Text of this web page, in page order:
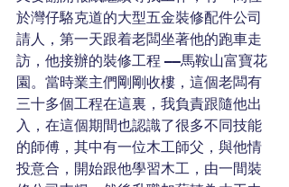
於灣仔駱克道的大型五金裝修配件公司
請人，第一天跟着老闆坐著他的跑車走
訪，他接辦的裝修工程 ––馬鞍山富寶花
園。當時業主們剛剛收樓，這個老闆有
三十多個工程在這裏，我負責跟隨他出
入，在這個期間也認識了很多不同技能
的師傅，其中有一位木工師父，與他情
投意合，開始跟他學習木工，由一間裝